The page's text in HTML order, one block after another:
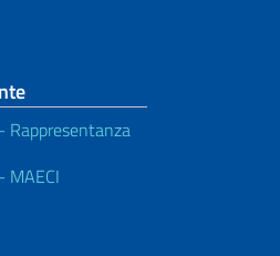
Rappresentanza
MAECI